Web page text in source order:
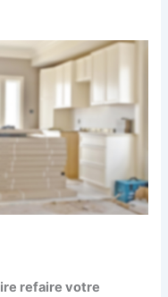
refaire votre